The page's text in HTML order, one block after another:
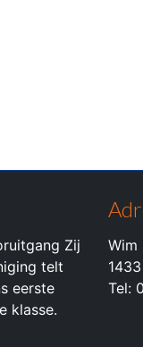
Zij
telt
eerste
klasse.
Wim
Tel: